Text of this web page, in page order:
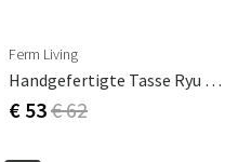
Ferm Living
Handgefertigte Tasse Ryu Hoch
€ 53€ 62